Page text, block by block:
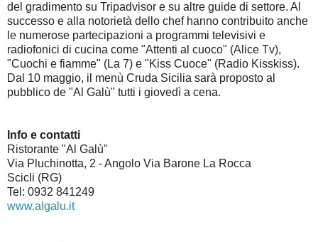
del gradimento su Tripadvisor e su altre guide di settore. Al
successo e alla notorietà dello chef hanno contribuito anche
le numerose partecipazioni a programmi televisivi e
radiofonici di cucina come "Attenti al cuoco" (Alice Tv),
"Cuochi e fiamme" (La 7) e "Kiss Cuoce" (Radio Kisskiss).
Dal 10 maggio, il menù Cruda Sicilia sarà proposto al
pubblico de "Al Galù" tutti i giovedì a cena.
Info e contatti
Ristorante "Al Galù"
Via Pluchinotta, 2 - Angolo Via Barone La Rocca
Scicli (RG)
Tel: 0932 841249
www.algalu.it